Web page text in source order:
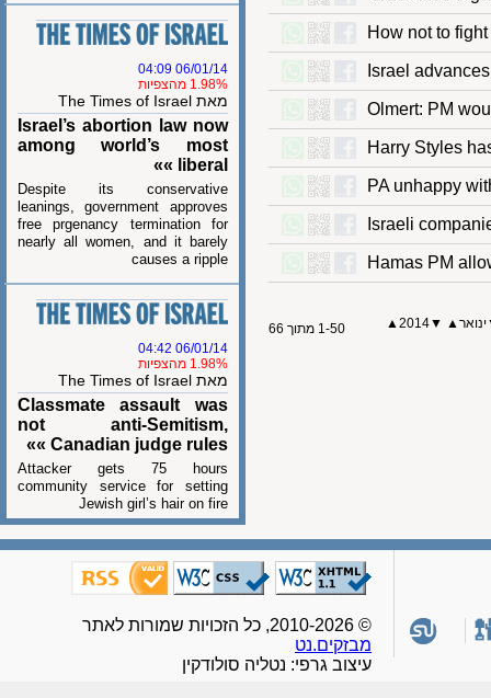
How not to
Israel
Olmert: PM
Harry
PA unhappy
Israeli
Hamas PM
▲
▼
2014
▲ 1-50 מתוך 66
06/01/14 04:09
1.98% מהצפיות
מאת The Times of Israel
Israel’s abortion law now
among world’s most
liberal »»
Despite its conservative
leanings, government approves
free prgenancy termination for
nearly all women, and it barely
causes a ripple
06/01/14 04:42
1.98% מהצפיות
מאת The Times of Israel
Classmate assault was
not anti-Semitism,
Canadian judge rules »»
Attacker gets 75 hours
community service for setting
Jewish girl’s hair on fire
מבזקים.נט
עיצוב גרפי: נטליה סולודקין